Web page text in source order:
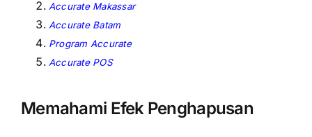
Accurate Makassar
Accurate Batam
Program Accurate
Accurate POS
Memahami Efek Penghapusan